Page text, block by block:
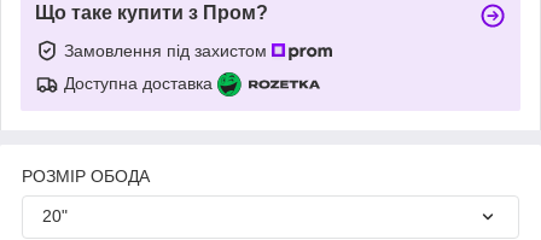
Що таке купити з Пром?
Замовлення під захистом
Доступна доставка
РОЗМІР ОБОДА
20"